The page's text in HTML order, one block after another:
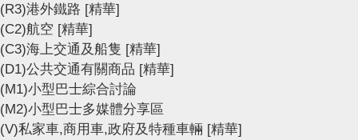
(R3)港外鐵路 [精華]
(C2)航空 [精華]
(C3)海上交通及船隻 [精華]
(D1)公共交通有關商品 [精華]
(M1)小型巴士綜合討論
(M2)小型巴士多媒體分享區
(V)私家車,商用車,政府及特種車輛 [精華]